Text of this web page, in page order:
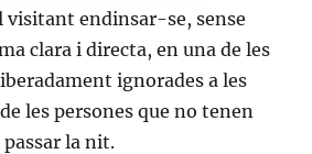
visitant endinsar-se, sense
clara i directa, en una de les
ignorades a les
les persones que no tenen
la nit.